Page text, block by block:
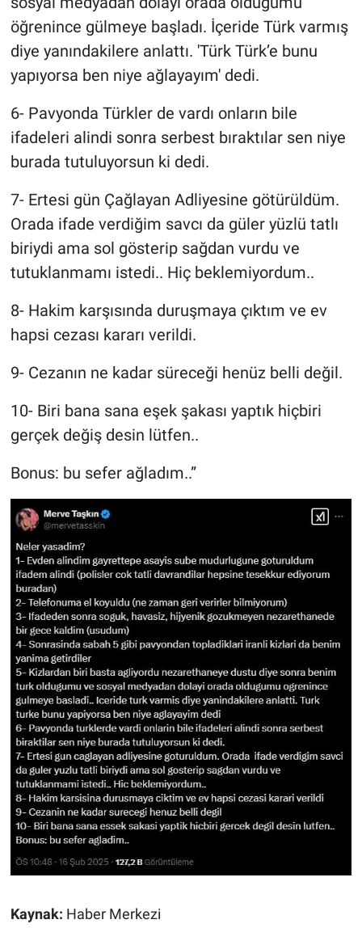
öğrenince gülmeye başladı. İçeride Türk varmış
diye yanındakilere anlattı. 'Türk Türk’e bunu
yapıyorsa ben niye ağlayayım' dedi.
6- Pavyonda Türkler de vardı onların bile
ifadeleri alindi sonra serbest bıraktılar sen niye
burada tutuluyorsun ki dedi.
7- Ertesi gün Çağlayan Adliyesine götürüldüm.
Orada ifade verdiğim savcı da güler yüzlü tatlı
biriydi ama sol gösterip sağdan vurdu ve
tutuklanmamı istedi.. Hiç beklemiyordum..
8- Hakim karşısında duruşmaya çıktım ve ev
hapsi cezası kararı verildi.
9- Cezanın ne kadar süreceği henüz belli değil.
10- Biri bana sana eşek şakası yaptık hiçbiri
gerçek değiş desin lütfen..
Bonus: bu sefer ağladım..”
Kaynak: Haber Merkezi